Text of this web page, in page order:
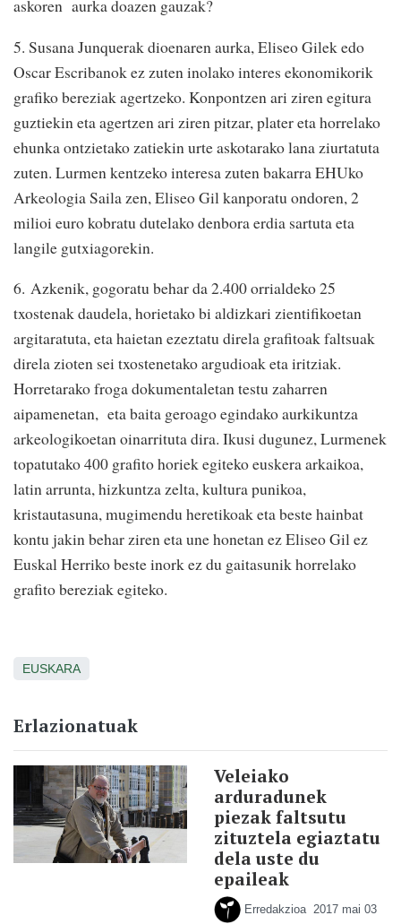
askoren aurka doazen gauzak?
5. Susana Junquerak dioenaren aurka, Eliseo Gilek edo
Oscar Escribanok ez zuten inolako interes ekonomikorik
grafiko bereziak agertzeko. Konpontzen ari ziren egitura
guztiekin eta agertzen ari ziren pitzar, plater eta horrelako
ehunka ontzietako zatiekin urte askotarako lana ziurtatuta
zuten. Lurmen kentzeko interesa zuten bakarra EHUko
Arkeologia Saila zen, Eliseo Gil kanporatu ondoren, 2
milioi euro kobratu dutelako denbora erdia sartuta eta
langile gutxiagorekin.
6. Azkenik, gogoratu behar da 2.400 orrialdeko 25
txostenak daudela, horietako bi aldizkari zientifikoetan
argitaratuta, eta haietan ezeztatu direla grafitoak faltsuak
direla zioten sei txostenetako argudioak eta iritziak.
Horretarako froga dokumentaletan testu zaharren
aipamenetan, eta baita geroago egindako aurkikuntza
arkeologikoetan oinarrituta dira. Ikusi dugunez, Lurmenek
topatutako 400 grafito horiek egiteko euskera arkaikoa,
latin arrunta, hizkuntza zelta, kultura punikoa,
kristautasuna, mugimendu heretikoak eta beste hainbat
kontu jakin behar ziren eta une honetan ez Eliseo Gil ez
Euskal Herriko beste inork ez du gaitasunik horrelako
grafito bereziak egiteko.
EUSKARA
Erlazionatuak
Veleiako
arduradunek
piezak faltsutu
zituztela egiaztatu
dela uste du
epaileak
Erredakzioa 2017 mai 03